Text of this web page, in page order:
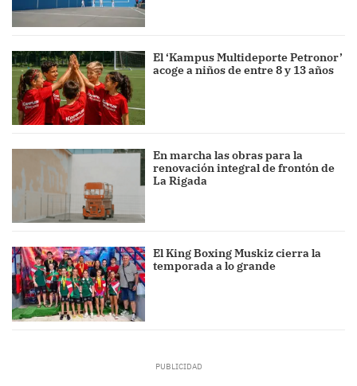
El ‘Kampus Multideporte Petronor’
acoge a niños de entre 8 y 13 años
En marcha las obras para la
renovación integral de frontón de
La Rigada
El King Boxing Muskiz cierra la
temporada a lo grande